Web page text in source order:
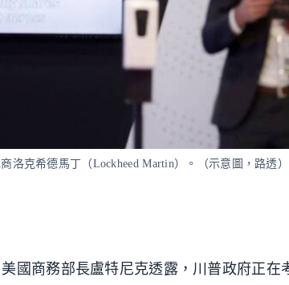
洛克希德馬丁（Lockheed Martin）。（示意圖，路透）
美國商務部長盧特尼克透露，川普政府正